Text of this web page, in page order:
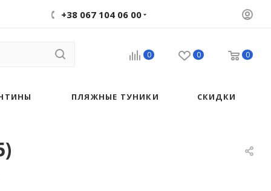
+38 067 104 06 00
0 0 0
ПЛЯЖНЫЕ ТУНИКИ СКИДКИ